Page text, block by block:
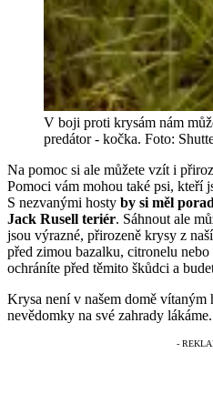
V boji proti krysám nám
predátor - kočka. Foto:
Na pomoc si ale můžete vzít i
Pomoci vám mohou také psi, kteří
S nezvanými hosty by si měl
Jack Rusell teriér. Sáhnout ale
jsou výrazné, přirozeně krysy z
před zimou bazalku, citronelu
ochráníte před těmito škůdci a
Krysa není v našem domě vítaným
nevědomky na své zahrady lákáme.